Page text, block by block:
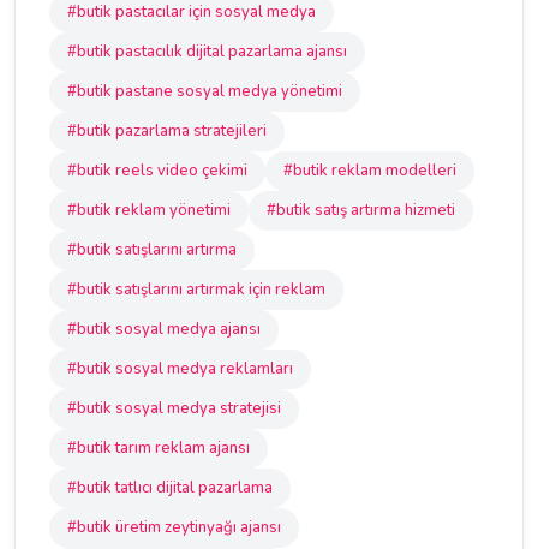
#butik pastacılar için sosyal medya
#butik pastacılık dijital pazarlama ajansı
#butik pastane sosyal medya yönetimi
#butik pazarlama stratejileri
#butik reels video çekimi
#butik reklam modelleri
#butik reklam yönetimi
#butik satış artırma hizmeti
#butik satışlarını artırma
#butik satışlarını artırmak için reklam
#butik sosyal medya ajansı
#butik sosyal medya reklamları
#butik sosyal medya stratejisi
#butik tarım reklam ajansı
#butik tatlıcı dijital pazarlama
#butik üretim zeytinyağı ajansı